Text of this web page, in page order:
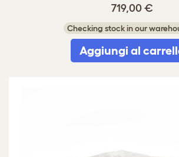
719,00 €
Checking stock in our
Aggiungi al